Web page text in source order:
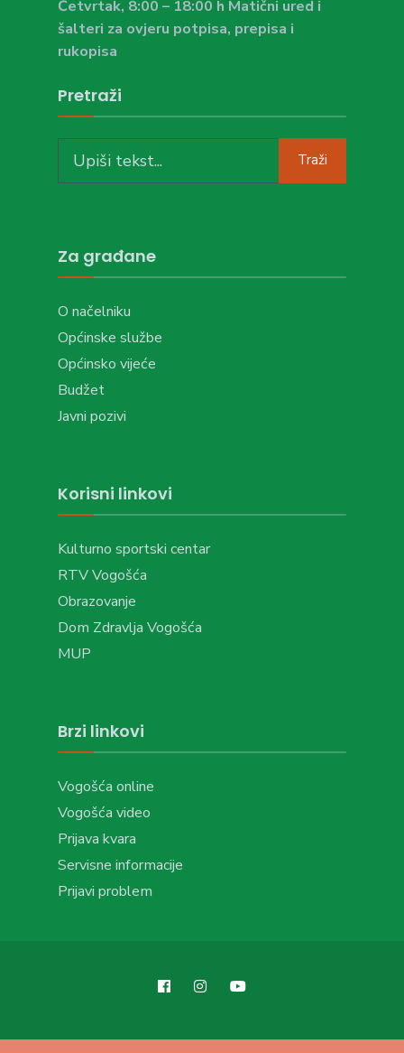
Četvrtak, 8:00 – 18:00 h Matični ured i
šalteri za ovjeru potpisa, prepisa i
rukopisa
Pretraži
for:
Traži
Za građane
O načelniku
Općinske službe
Općinsko vijeće
Budžet
Javni pozivi
Korisni linkovi
Kulturno sportski centar
RTV Vogošća
Obrazovanje
Dom Zdravlja Vogošća
MUP
Brzi linkovi
Vogošća online
Vogošća video
Prijava kvara
Servisne informacije
Prijavi problem